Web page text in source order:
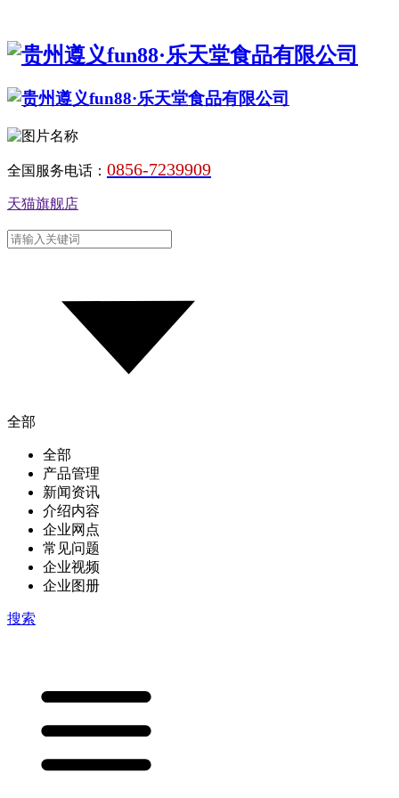
全国服务电话： 0856-7239909
天猫旗舰店
全部
全部
产品管理
新闻资讯
介绍内容
企业网点
常见问题
企业视频
企业图册
搜索